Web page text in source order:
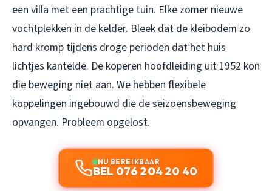
een villa met een prachtige tuin. Elke zomer nieuwe
vochtplekken in de kelder. Bleek dat de kleibodem zo
hard kromp tijdens droge perioden dat het huis
lichtjes kantelde. De koperen hoofdleiding uit 1952 kon
die beweging niet aan. We hebben flexibele
koppelingen ingebouwd die de seizoensbeweging
opvangen. Probleem opgelost.
NU BEREIKBAAR
BEL 076 204 20 40